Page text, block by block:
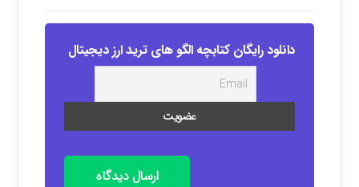
دانلود رایگان کتابچه الگو های ترید ارز دیجیتال
ارسال دیدگاه